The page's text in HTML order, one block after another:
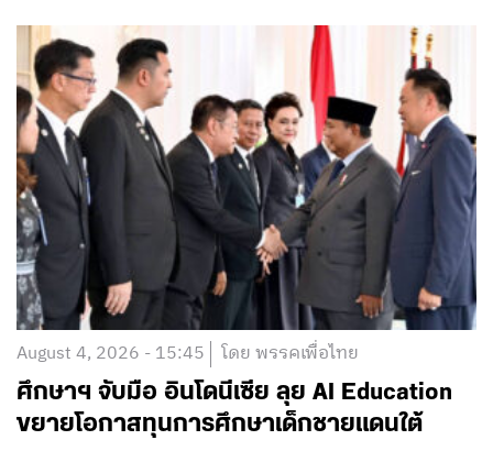
August 4, 2026 - 15:45 โดย พรรคเพื่อไทย
ศึกษาฯ จับมือ อินโดนีเซีย ลุย AI Education
ขยายโอกาสทุนการศึกษาเด็กชายแดนใต้